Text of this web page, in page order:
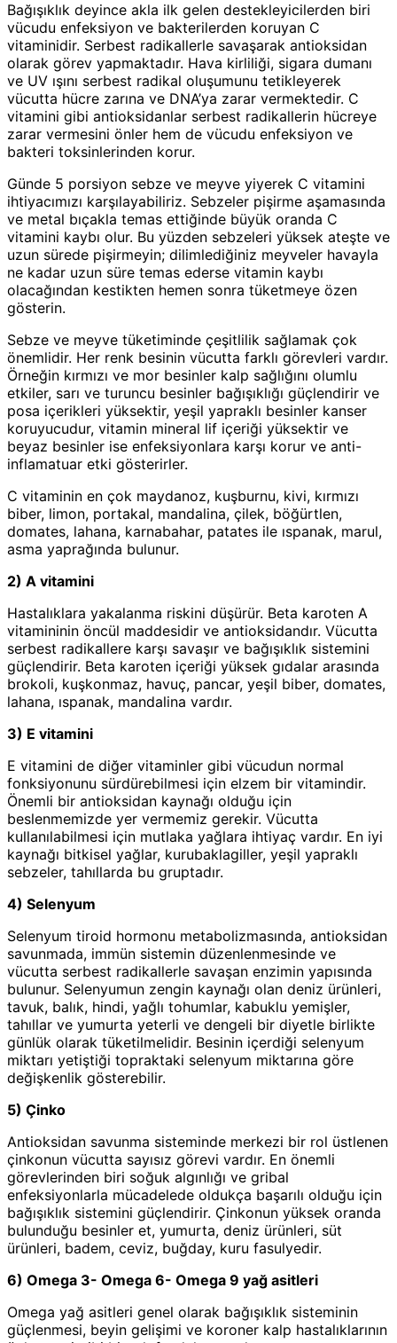
Bağışıklık deyince akla ilk gelen destekleyicilerden biri
vücudu enfeksiyon ve bakterilerden koruyan C
vitaminidir. Serbest radikallerle savaşarak antioksidan
olarak görev yapmaktadır. Hava kirliliği, sigara dumanı
ve UV ışını serbest radikal oluşumunu tetikleyerek
vücutta hücre zarına ve DNA’ya zarar vermektedir. C
vitamini gibi antioksidanlar serbest radikallerin hücreye
zarar vermesini önler hem de vücudu enfeksiyon ve
bakteri toksinlerinden korur.
Günde 5 porsiyon sebze ve meyve yiyerek C vitamini
ihtiyacımızı karşılayabiliriz. Sebzeler pişirme aşamasında
ve metal bıçakla temas ettiğinde büyük oranda C
vitamini kaybı olur. Bu yüzden sebzeleri yüksek ateşte ve
uzun sürede pişirmeyin; dilimlediğiniz meyveler havayla
ne kadar uzun süre temas ederse vitamin kaybı
olacağından kestikten hemen sonra tüketmeye özen
gösterin.
Sebze ve meyve tüketiminde çeşitlilik sağlamak çok
önemlidir. Her renk besinin vücutta farklı görevleri vardır.
Örneğin kırmızı ve mor besinler kalp sağlığını olumlu
etkiler, sarı ve turuncu besinler bağışıklığı güçlendirir ve
posa içerikleri yüksektir, yeşil yapraklı besinler kanser
koruyucudur, vitamin mineral lif içeriği yüksektir ve
beyaz besinler ise enfeksiyonlara karşı korur ve anti-
inflamatuar etki gösterirler.
C vitaminin en çok maydanoz, kuşburnu, kivi, kırmızı
biber, limon, portakal, mandalina, çilek, böğürtlen,
domates, lahana, karnabahar, patates ile ıspanak, marul,
asma yaprağında bulunur.
2) A vitamini
Hastalıklara yakalanma riskini düşürür. Beta karoten A
vitamininin öncül maddesidir ve antioksidandır. Vücutta
serbest radikallere karşı savaşır ve bağışıklık sistemini
güçlendirir. Beta karoten içeriği yüksek gıdalar arasında
brokoli, kuşkonmaz, havuç, pancar, yeşil biber, domates,
lahana, ıspanak, mandalina vardır.
3) E vitamini
E vitamini de diğer vitaminler gibi vücudun normal
fonksiyonunu sürdürebilmesi için elzem bir vitamindir.
Önemli bir antioksidan kaynağı olduğu için
beslenmemizde yer vermemiz gerekir. Vücutta
kullanılabilmesi için mutlaka yağlara ihtiyaç vardır. En iyi
kaynağı bitkisel yağlar, kurubaklagiller, yeşil yapraklı
sebzeler, tahıllarda bu gruptadır.
4) Selenyum
Selenyum tiroid hormonu metabolizmasında, antioksidan
savunmada, immün sistemin düzenlenmesinde ve
vücutta serbest radikallerle savaşan enzimin yapısında
bulunur. Selenyumun zengin kaynağı olan deniz ürünleri,
tavuk, balık, hindi, yağlı tohumlar, kabuklu yemişler,
tahıllar ve yumurta yeterli ve dengeli bir diyetle birlikte
günlük olarak tüketilmelidir. Besinin içerdiği selenyum
miktarı yetiştiği topraktaki selenyum miktarına göre
değişkenlik gösterebilir.
5) Çinko
Antioksidan savunma sisteminde merkezi bir rol üstlenen
çinkonun vücutta sayısız görevi vardır. En önemli
görevlerinden biri soğuk algınlığı ve gribal
enfeksiyonlarla mücadelede oldukça başarılı olduğu için
bağışıklık sistemini güçlendirir. Çinkonun yüksek oranda
bulunduğu besinler et, yumurta, deniz ürünleri, süt
ürünleri, badem, ceviz, buğday, kuru fasulyedir.
6) Omega 3- Omega 6- Omega 9 yağ asitleri
Omega yağ asitleri genel olarak bağışıklık sisteminin
güçlenmesi, beyin gelişimi ve koroner kalp hastalıklarının